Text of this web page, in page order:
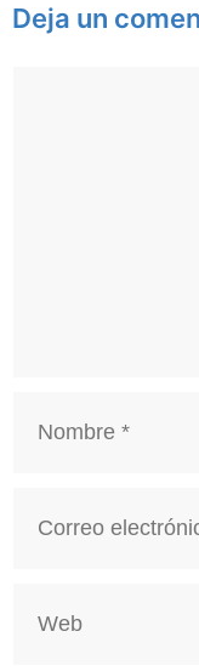
Deja un